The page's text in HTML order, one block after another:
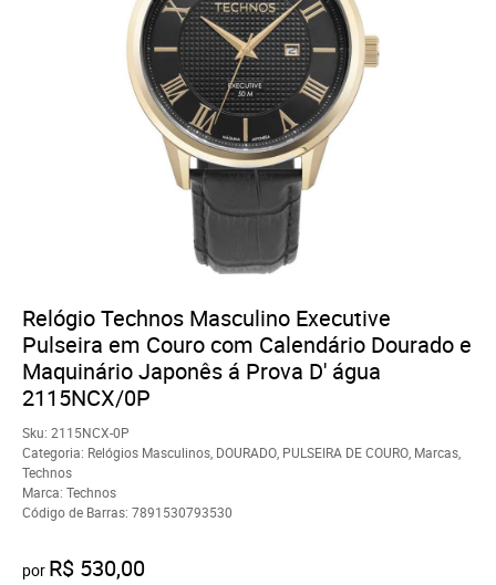
Relógio Technos Masculino Executive
Pulseira em Couro com Calendário Dourado e
Maquinário Japonês á Prova D' água
2115NCX/0P
Sku: 2115NCX-0P
Categoria: Relógios Masculinos DOURADO PULSEIRA DE COURO Marcas
Technos
Marca: Technos
Código de Barras: 7891530793530
por R$ 530,00